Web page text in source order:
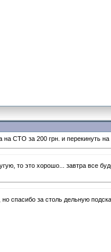
СТО за 200 грн. и перекинуть на
то это хорошо... завтра все
спасибо за столь дельную